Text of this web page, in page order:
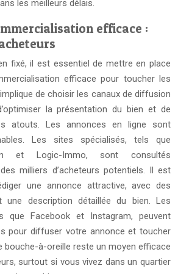
les meilleurs délais.
efficace :
fixé, il est essentiel de mettre en place
efficace pour toucher les
de choisir les canaux de diffusion
la présentation du bien et de
atouts. Les annonces en ligne sont
Les sites spécialisés, tels que
et Logic-Immo, sont consultés
milliers d’acheteurs potentiels. Il est
une annonce attractive, avec des
description détaillée du bien. Les
que Facebook et Instagram, peuvent
pour diffuser votre annonce et toucher
bouche-à-oreille reste un moyen efficace
surtout si vous vivez dans un quartier